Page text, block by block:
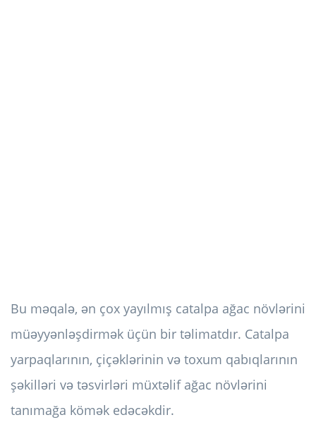
Bu məqalə, ən çox yayılmış catalpa ağac növlərini
müəyyənləşdirmək üçün bir təlimatdır. Catalpa
yarpaqlarının, çiçəklərinin və toxum qabıqlarının
şəkilləri və təsvirləri müxtəlif ağac növlərini
tanımağa kömək edəcəkdir.